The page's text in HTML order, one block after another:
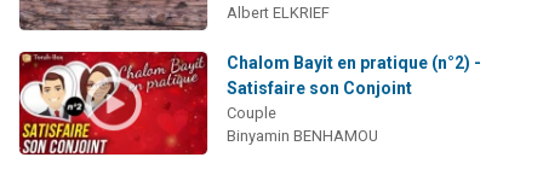
Albert ELKRIEF
Chalom Bayit en pratique (n°2) -
Satisfaire son Conjoint
Couple
Binyamin BENHAMOU